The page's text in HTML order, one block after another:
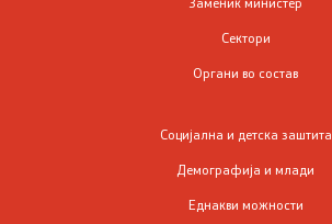
Сектори
Органи во состав
Социјална и детска заштита
Демографија и млади
Еднакви можности